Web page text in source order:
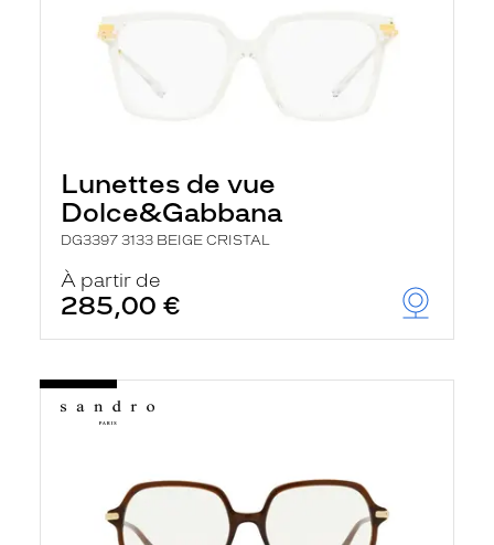
Lunettes de vue
Dolce&Gabbana
DG3397 3133 BEIGE CRISTAL
À partir de
285,00 €